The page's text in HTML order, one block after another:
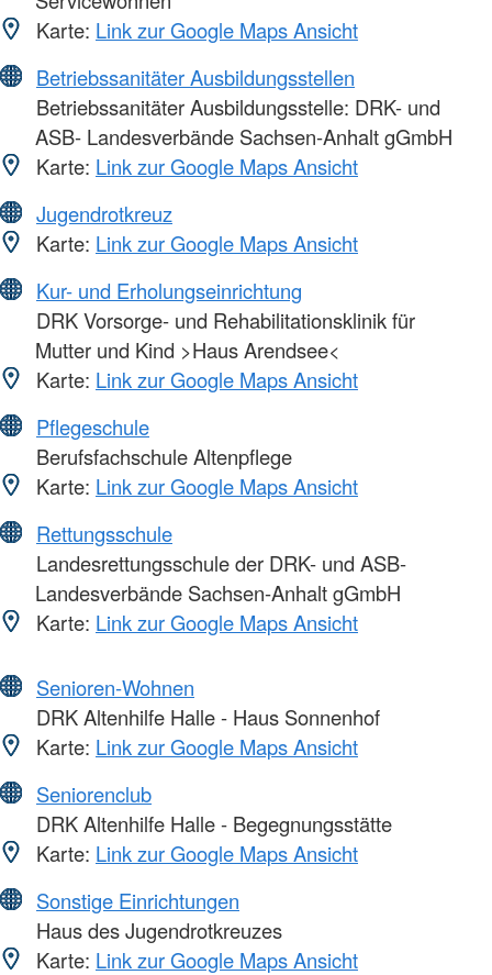
Karte: Link zur Google Maps Ansicht
Betriebssanitäter Ausbildungsstellen
Betriebssanitäter Ausbildungsstelle: DRK- und
ASB- Landesverbände Sachsen-Anhalt gGmbH
Karte: Link zur Google Maps Ansicht
Jugendrotkreuz
Karte: Link zur Google Maps Ansicht
Kur- und Erholungseinrichtung
DRK Vorsorge- und Rehabilitationsklinik für
Mutter und Kind >Haus Arendsee<
Karte: Link zur Google Maps Ansicht
Pflegeschule
Berufsfachschule Altenpflege
Karte: Link zur Google Maps Ansicht
Rettungsschule
Landesrettungsschule der DRK- und ASB-
Landesverbände Sachsen-Anhalt gGmbH
Karte: Link zur Google Maps Ansicht
Senioren-Wohnen
DRK Altenhilfe Halle - Haus Sonnenhof
Karte: Link zur Google Maps Ansicht
Seniorenclub
DRK Altenhilfe Halle - Begegnungsstätte
Karte: Link zur Google Maps Ansicht
Sonstige Einrichtungen
Haus des Jugendrotkreuzes
Karte: Link zur Google Maps Ansicht